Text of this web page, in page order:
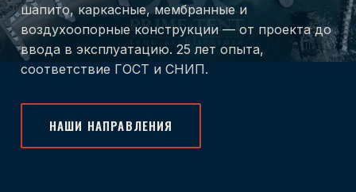
шапито, каркасные, мембранные и
воздухоопорные конструкции — от проекта до
ввода в эксплуатацию. 25 лет опыта,
соответствие ГОСТ и СНИП.
НАШИ НАПРАВЛЕНИЯ